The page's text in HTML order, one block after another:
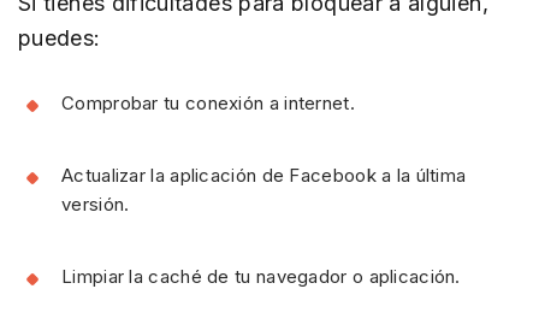
puedes:
Comprobar tu conexión a internet.
Actualizar la aplicación de Facebook a la última
versión.
Limpiar la caché de tu navegador o aplicación.